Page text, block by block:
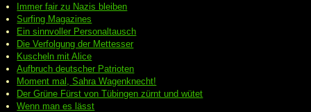
Immer fair zu Nazis bleiben
Surfing Magazines
Ein sinnvoller Personaltausch
Die Verfolgung der Mettesser
Kuscheln mit Alice
Aufbruch deutscher Patrioten
Moment mal, Sahra Wagenknecht!
Der Grüne Fürst von Tübingen zürnt und wütet
Wenn man es lässt